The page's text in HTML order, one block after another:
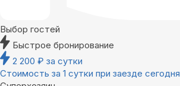
Выбор гостей
Быстрое бронирование
2 200 ₽ за сутки
Стоимость за 1 сутки при заезде сегодня